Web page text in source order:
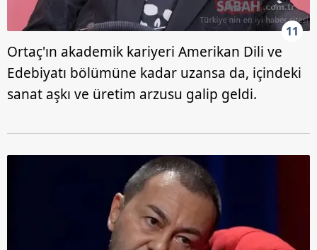
11
Ortaç'ın akademik kariyeri Amerikan Dili ve
Edebiyatı bölümüne kadar uzansa da, içindeki
sanat aşkı ve üretim arzusu galip geldi.